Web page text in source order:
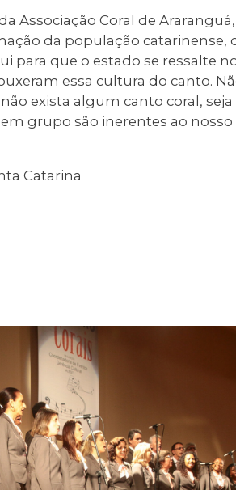
Associação Coral de
da população catarinense,
para que o estado se ressalte
essa cultura do canto.
exista algum canto coral,
grupo são inerentes ao nosso
Catarina